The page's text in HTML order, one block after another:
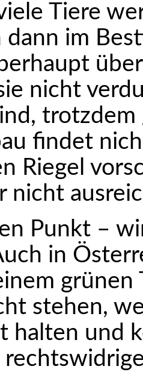
Tiere
im
nicht
findet
Riegel
nicht
Punkt –
in
stehen,
halten und